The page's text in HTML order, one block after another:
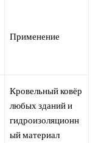
Применение
Кровельный ковёр
любых зданий и
гидроизоляционн
ый материал